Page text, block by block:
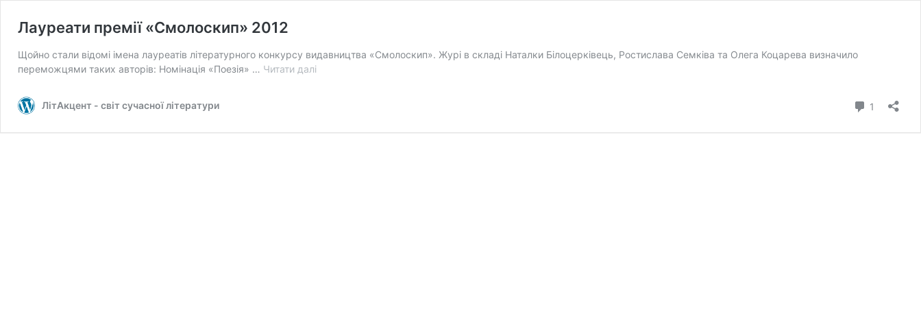
Лауреати премії «Смолоскип» 2012
Щойно стали відомі імена лауреатів літературного конкурсу видавництва «Смолоскип». Журі в складі Наталки Білоцерківець, Ростислава Семківа та Олега Коцарева визначило
переможцями таких авторів: Номінація «Поезія» … Читати даліЛауреати
ЛітАкцент - світ сучасної літератури 1 коментар